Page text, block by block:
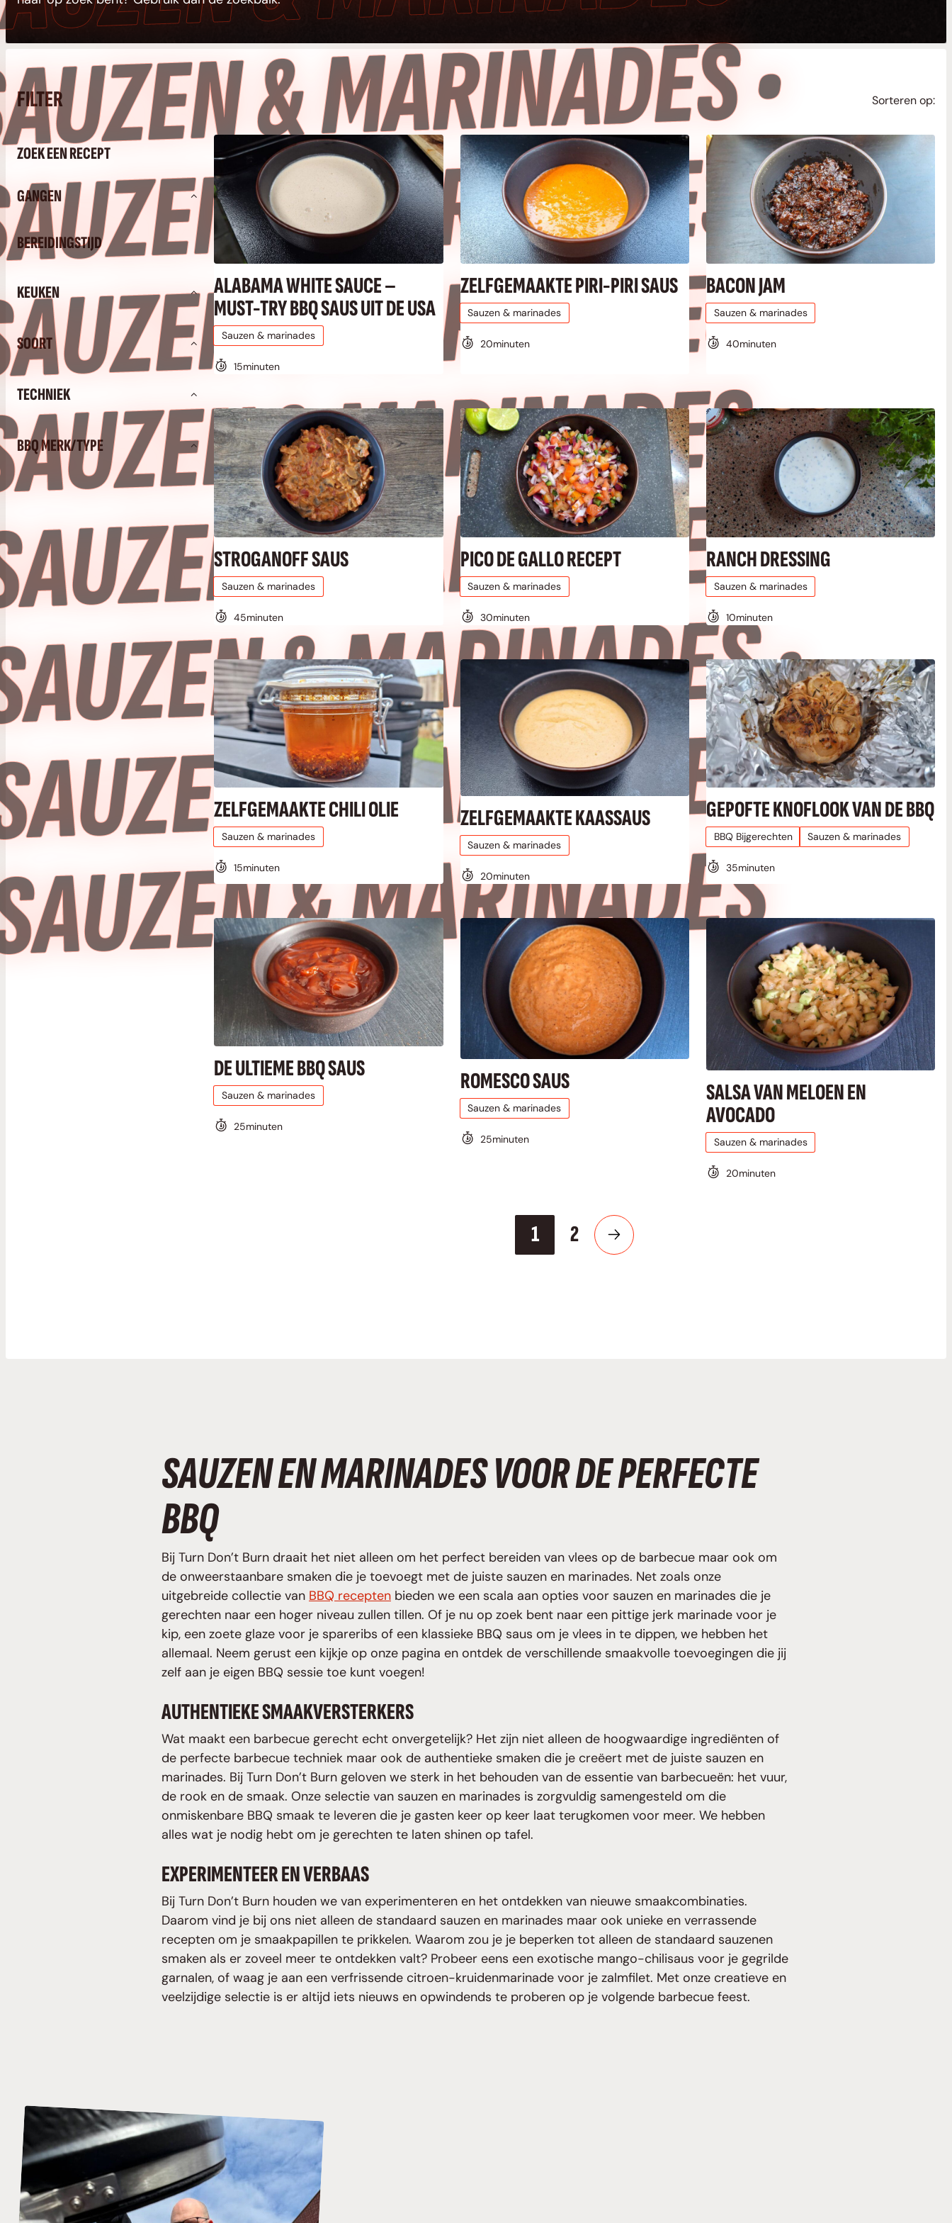
•
•
•
•
•
•
•
FILTER
ZOEK EEN RECEPT
GANGEN
BEREIDINGSTIJD
KEUKEN
SOORT
TECHNIEK
BBQ MERK/TYPE
Sorteren op:
ALABAMA WHITE SAUCE –
MUST-TRY BBQ SAUS UIT DE USA
Sauzen & marinades
15minuten
ZELFGEMAAKTE PIRI-PIRI SAUS
Sauzen & marinades
20minuten
BACON JAM
Sauzen & marinades
40minuten
STROGANOFF SAUS
Sauzen & marinades
45minuten
PICO DE GALLO RECEPT
Sauzen & marinades
30minuten
RANCH DRESSING
Sauzen & marinades
10minuten
ZELFGEMAAKTE CHILI OLIE
Sauzen & marinades
15minuten
ZELFGEMAAKTE KAASSAUS
Sauzen & marinades
20minuten
GEPOFTE KNOFLOOK VAN DE BBQ
BBQ Bijgerechten Sauzen & marinades
35minuten
DE ULTIEME BBQ SAUS
Sauzen & marinades
25minuten
ROMESCO SAUS
Sauzen & marinades
25minuten
SALSA VAN MELOEN EN
AVOCADO
Sauzen & marinades
20minuten
1 2
SAUZEN EN MARINADES VOOR DE PERFECTE
BBQ
Bij Turn Don’t Burn draait het niet alleen om het perfect bereiden van vlees op de barbecue maar ook om
de onweerstaanbare smaken die je toevoegt met de juiste sauzen en marinades. Net zoals onze
uitgebreide collectie van BBQ recepten bieden we een scala aan opties voor sauzen en marinades die je
gerechten naar een hoger niveau zullen tillen. Of je nu op zoek bent naar een pittige jerk marinade voor je
kip, een zoete glaze voor je spareribs of een klassieke BBQ saus om je vlees in te dippen, we hebben het
allemaal. Neem gerust een kijkje op onze pagina en ontdek de verschillende smaakvolle toevoegingen die jij
zelf aan je eigen BBQ sessie toe kunt voegen!
AUTHENTIEKE SMAAKVERSTERKERS
Wat maakt een barbecue gerecht echt onvergetelijk? Het zijn niet alleen de hoogwaardige ingrediënten of
de perfecte barbecue techniek maar ook de authentieke smaken die je creëert met de juiste sauzen en
marinades. Bij Turn Don’t Burn geloven we sterk in het behouden van de essentie van barbecueën: het vuur,
de rook en de smaak. Onze selectie van sauzen en marinades is zorgvuldig samengesteld om die
onmiskenbare BBQ smaak te leveren die je gasten keer op keer laat terugkomen voor meer. We hebben
alles wat je nodig hebt om je gerechten te laten shinen op tafel.
EXPERIMENTEER EN VERBAAS
Bij Turn Don’t Burn houden we van experimenteren en het ontdekken van nieuwe smaakcombinaties.
Daarom vind je bij ons niet alleen de standaard sauzen en marinades maar ook unieke en verrassende
recepten om je smaakpapillen te prikkelen. Waarom zou je je beperken tot alleen de standaard sauzenen
smaken als er zoveel meer te ontdekken valt? Probeer eens een exotische mango-chilisaus voor je gegrilde
garnalen, of waag je aan een verfrissende citroen-kruidenmarinade voor je zalmfilet. Met onze creatieve en
veelzijdige selectie is er altijd iets nieuws en opwindends te proberen op je volgende barbecue feest.